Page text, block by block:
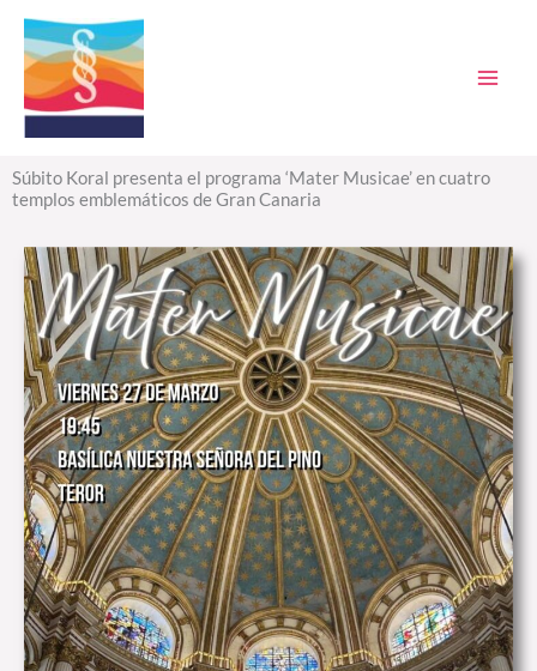
contenido
Súbito Koral presenta el programa ‘Mater Musicae’ en cuatro
templos emblemáticos de Gran Canaria